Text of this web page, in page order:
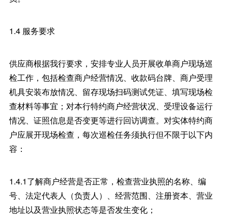
1.4 服务要求
供应商根据我行要求，安排专业人员开展收单商户现场巡
检工作，包括检查商户经营情况、收款码台牌、商户受理
机具安装布放情况、留存现场扫码测试凭证、填写现场检
查材料等事宜；对本行特约商户经营状况、受理设备运行
情况、证照信息是否变更等进行回访调查。对实体特约商
户应展开现场检查，每次巡检任务须执行但不限于以下内
容：
1.4.1了解商户经营是否正常，检查营业执照的名称、编
号、法定代表人（负责人）、经营范围、注册资本、营业
地址以及营业执照状态等是否发生变化；